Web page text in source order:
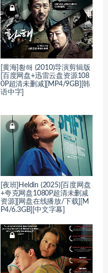
[黄海]황해 (2010)导演剪辑版
[百度网盘+迅雷云盘资源108
0P超清未删减][MP4/9GB][韩
语中字]
[夜班]Heldin (2025)[百度网盘
+夸克网盘1080P超清未删减
资源][网盘在线播放/下载][M
P4/6.3GB][中文字幕]